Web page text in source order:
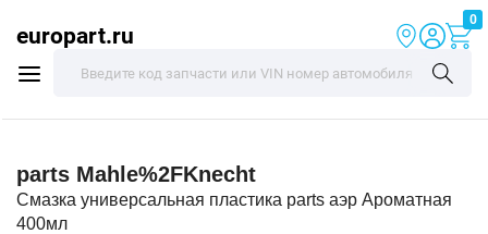
europart.ru
0
parts Mahle%2FKnecht
Смазка универсальная пластика parts аэр Ароматная
400мл